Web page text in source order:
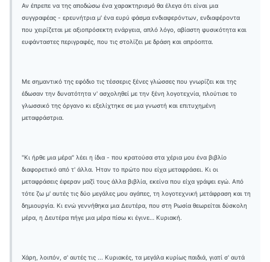
Αν έπρεπε να της αποδώσω ένα χαρακτηρισμό θα έλεγα ότι είναι μια
συγγραφέας - ερευνήτρια μ' ένα ευρύ φάσμα ενδιαφερόντων, ενδιαφέροντα
που χειρίζεται με αξιοπρόσεκτη ενάργεια, απλό λόγο, αβίαστη φυσικότητα και
ευφάνταστες περιγραφές, που τις στολίζει με δράση και απρόοπτα.
Με σημαντικό της εφόδιο τις τέσσερις ξένες γλώσσες που γνωρίζει και της
έδωσαν την δυνατότητα ν' ασχοληθεί με την ξένη λογοτεχνία, πλούτισε το
γλωσσικό της όργανο κι εξελίχτηκε σε μια γνωστή και επιτυχημένη
μεταφράστρια.
"Κι ήρθε μια μέρα" λέει η ίδια - που κρατούσα στα χέρια μου ένα βιβλίο
διαφορετικό από τ' άλλα. Ήταν το πρώτο που είχα μεταφράσει. Κι οι
μεταφράσεις έφεραν μαζί τους άλλα βιβλία, εκείνα που είχα γράψει εγώ. Από
τότε ζω μ' αυτές τις δύο μεγάλες μου αγάπες, τη λογοτεχνική μετάφραση και τη
δημιουργία. Κι ενώ γεννήθηκα μια Δευτέρα, που στη Ρωσία θεωρείται δύσκολη
μέρα, η Δευτέρα πήγε μια μέρα πίσω κι έγινε… Κυριακή.
Χάρη, λοιπόν, σ' αυτές τις ... Κυριακές, τα μεγάλα κυρίως παιδιά, γιατί σ' αυτά